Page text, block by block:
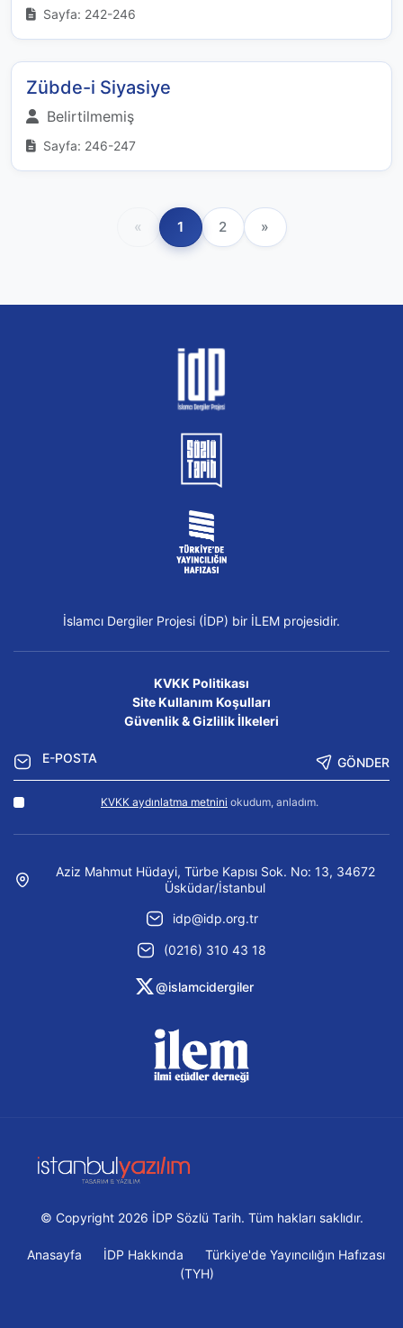
Sayfa: 242-246
Zübde-i Siyasiye
Belirtilmemiş
Sayfa: 246-247
« 1 2 »
İslamcı Dergiler Projesi (İDP) bir İLEM projesidir.
KVKK Politikası
Site Kullanım Koşulları
Güvenlik & Gizlilik İlkeleri
GÖNDER
KVKK aydınlatma metnini okudum, anladım.
Aziz Mahmut Hüdayi, Türbe Kapısı Sok. No: 13, 34672
Üsküdar/İstanbul
idp@idp.org.tr
(0216) 310 43 18
@islamcidergiler
© Copyright 2026 İDP Sözlü Tarih. Tüm hakları saklıdır.
Anasayfa İDP Hakkında
Türkiye'de Yayıncılığın Hafızası
(TYH)